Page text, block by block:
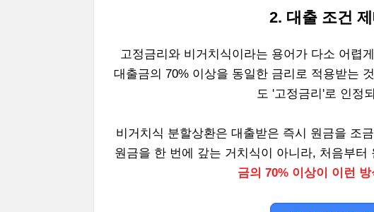
2. 대출 조건
고정금리와 비거치식이라는 용어가 다소 어렵
대출금의 70% 이상을 동일한 금리로 적용받는
도 '고정금리'로 인정
비거치식 분할상환은 대출받은 즉시 원금을 조
원금을 한 번에 갚는 거치식이 아니라, 처음부
금의 70% 이상이 이런